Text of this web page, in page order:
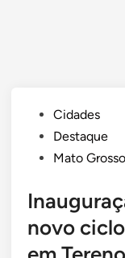
PostedCidades
Destaque
Mato
novo